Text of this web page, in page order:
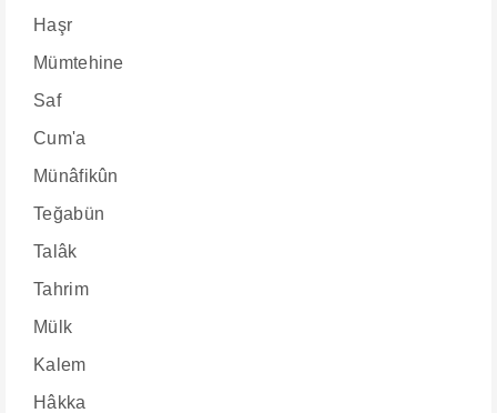
Haşr
Mümtehine
Saf
Cum'a
Münâfikûn
Teğabün
Talâk
Tahrim
Mülk
Kalem
Hâkka